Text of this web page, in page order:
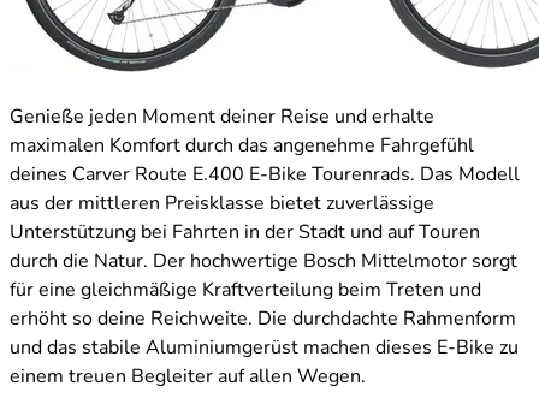
Genieße jeden Moment deiner Reise und erhalte
maximalen Komfort durch das angenehme Fahrgefühl
deines Carver Route E.400 E-Bike Tourenrads. Das Modell
aus der mittleren Preisklasse bietet zuverlässige
Unterstützung bei Fahrten in der Stadt und auf Touren
durch die Natur. Der hochwertige Bosch Mittelmotor sorgt
für eine gleichmäßige Kraftverteilung beim Treten und
erhöht so deine Reichweite. Die durchdachte Rahmenform
und das stabile Aluminiumgerüst machen dieses E-Bike zu
einem treuen Begleiter auf allen Wegen.